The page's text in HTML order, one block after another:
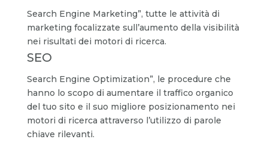
Search Engine Marketing”, tutte le attività di
marketing focalizzate sull’aumento della visibilità
nei risultati dei motori di ricerca.
SEO
Search Engine Optimization”, le procedure che
hanno lo scopo di aumentare il traffico organico
del tuo sito e il suo migliore posizionamento nei
motori di ricerca attraverso l’utilizzo di parole
chiave rilevanti.